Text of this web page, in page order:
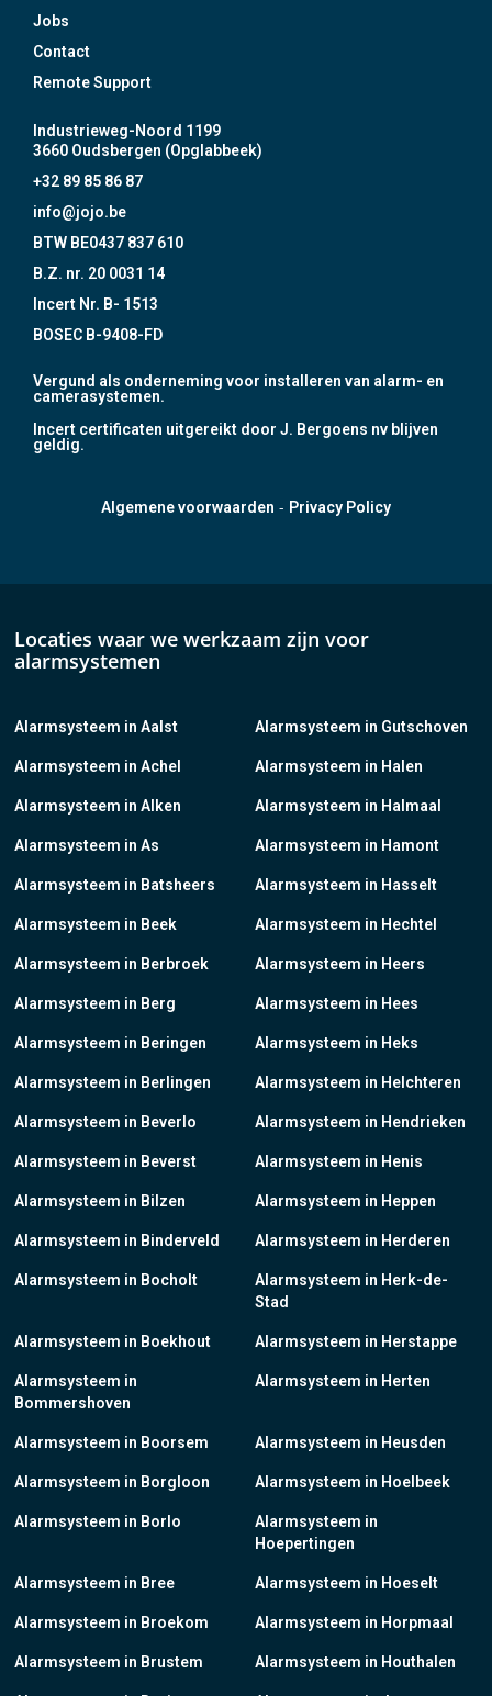
Jobs
Contact
Remote Support
Industrieweg-Noord 1199
3660 Oudsbergen (Opglabbeek)
+32 89 85 86 87
info@jojo.be
BTW BE0437 837 610
B.Z. nr. 20 0031 14
Incert Nr. B- 1513
BOSEC B-9408-FD
Vergund als onderneming voor installeren van alarm- en
camerasystemen.
Incert certificaten uitgereikt door J. Bergoens nv blijven
geldig.
Algemene voorwaarden - Privacy Policy
Locaties waar we werkzaam zijn voor
alarmsystemen
Alarmsysteem in Aalst
Alarmsysteem in Achel
Alarmsysteem in Alken
Alarmsysteem in As
Alarmsysteem in Batsheers
Alarmsysteem in Beek
Alarmsysteem in Berbroek
Alarmsysteem in Berg
Alarmsysteem in Beringen
Alarmsysteem in Berlingen
Alarmsysteem in Beverlo
Alarmsysteem in Beverst
Alarmsysteem in Bilzen
Alarmsysteem in Binderveld
Alarmsysteem in Bocholt
Alarmsysteem in Boekhout
Alarmsysteem in
Bommershoven
Alarmsysteem in Boorsem
Alarmsysteem in Borgloon
Alarmsysteem in Borlo
Alarmsysteem in Bree
Alarmsysteem in Broekom
Alarmsysteem in Brustem
Alarmsysteem in Gutschoven
Alarmsysteem in Halen
Alarmsysteem in Halmaal
Alarmsysteem in Hamont
Alarmsysteem in Hasselt
Alarmsysteem in Hechtel
Alarmsysteem in Heers
Alarmsysteem in Hees
Alarmsysteem in Heks
Alarmsysteem in Helchteren
Alarmsysteem in Hendrieken
Alarmsysteem in Henis
Alarmsysteem in Heppen
Alarmsysteem in Herderen
Alarmsysteem in Herk-de-
Stad
Alarmsysteem in Herstappe
Alarmsysteem in Herten
Alarmsysteem in Heusden
Alarmsysteem in Hoelbeek
Alarmsysteem in
Hoepertingen
Alarmsysteem in Hoeselt
Alarmsysteem in Horpmaal
Alarmsysteem in Houthalen